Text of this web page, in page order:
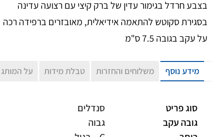
בצבע חרדל בגימור עדין של ברק קיצי עם רצועה עדינה
בסגירת סקוטש להתאמה אידיאלית, מאובזרים ברפידה רכה
על עקב בגובה 7.5 ס"מ
מידע נוסף משלוחים והחזרות טבלת מידות על המותג
סוג פריט
סנדלים
גובה עקב
גבוה